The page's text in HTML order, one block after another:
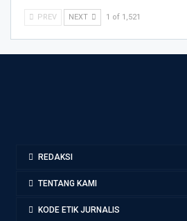
PREV NEXT 1 of 1,521
REDAKSI
TENTANG KAMI
KODE ETIK JURNALIS